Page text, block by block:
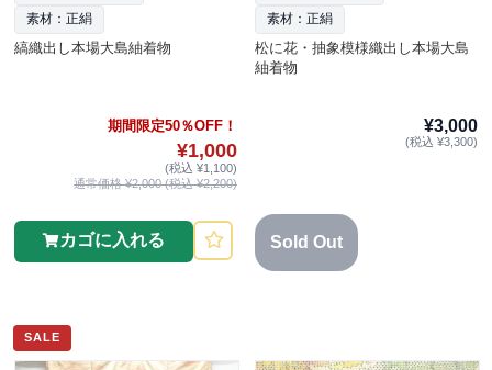
素材：正絹
縞織出し本場大島紬着物
期間限定50％OFF！
¥1,000
(税込 ¥1,100)
通常価格 ¥2,000 (税込 ¥2,200)
カゴに入れる
素材：正絹
松に花・抽象模様織出し本場大島
紬着物
¥3,000
(税込 ¥3,300)
Sold Out
SALE